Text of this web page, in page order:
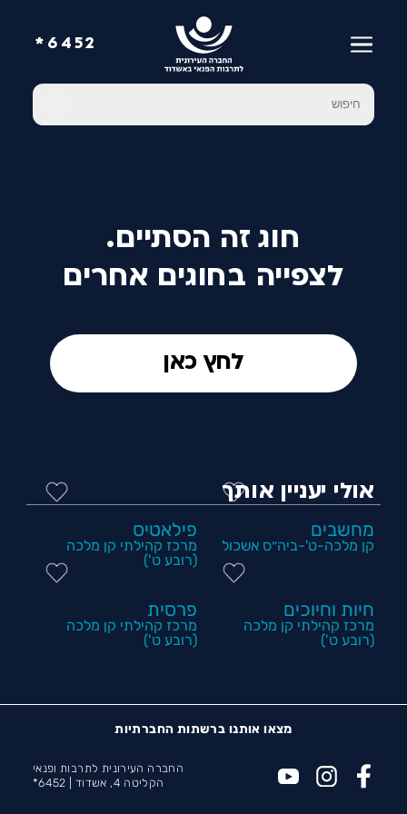
6452*
חוג זה הסתיים.
לצפייה בחוגים אחרים
לחץ כאן
אולי יעניין אותך
מחשבים
קן מלכה-ט'-ביה״ס אשכול
פילאטיס
מרכז קהילתי קן מלכה
(רובע ט')
חיות וחיוכים
מרכז קהילתי קן מלכה
(רובע ט')
פרסית
מרכז קהילתי קן מלכה
(רובע ט')
מצאו אותנו ברשתות החברתיות
החברה העירונית לתרבות ופנאי
הקליטה 4, אשדוד |
6452*